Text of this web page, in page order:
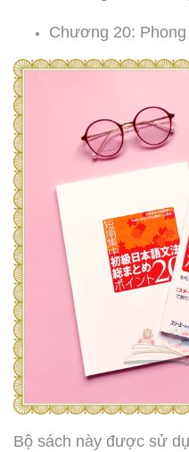
Chương 20:
Bộ sách này được sử